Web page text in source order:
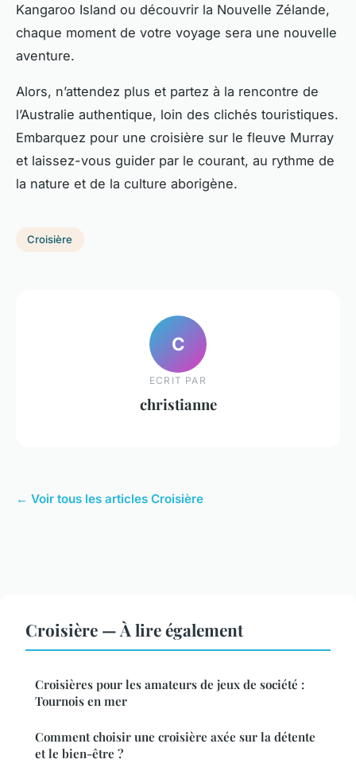
Kangaroo Island ou découvrir la Nouvelle Zélande,
chaque moment de votre voyage sera une nouvelle
aventure.
Alors, n’attendez plus et partez à la rencontre de
l’Australie authentique, loin des clichés touristiques.
Embarquez pour une croisière sur le fleuve Murray
et laissez-vous guider par le courant, au rythme de
la nature et de la culture aborigène.
Croisière
C
ECRIT PAR
christianne
← Voir tous les articles Croisière
Croisière — À lire également
Croisières pour les amateurs de jeux de société :
Tournois en mer
Comment choisir une croisière axée sur la détente
et le bien-être ?